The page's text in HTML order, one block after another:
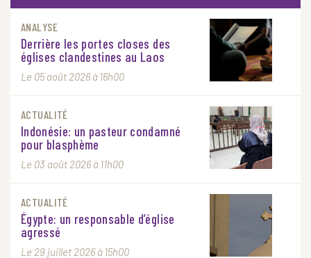
ANALYSE
Derrière les portes closes des
églises clandestines au Laos
Le 05 août 2026 à 16h00
ACTUALITÉ
Indonésie: un pasteur condamné
pour blasphème
Le 03 août 2026 à 11h00
ACTUALITÉ
Égypte: un responsable d’église
agressé
Le 29 juillet 2026 à 15h00